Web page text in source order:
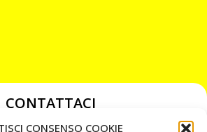
CONSENSO COOKIE
CONTATTACI